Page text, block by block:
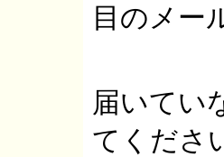
目のメー
届いてい
てくださ